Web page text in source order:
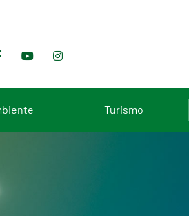
Turismo